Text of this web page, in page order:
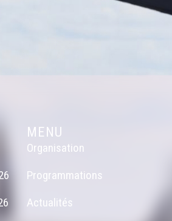
MENU
Organisation
Programmations
Actualités